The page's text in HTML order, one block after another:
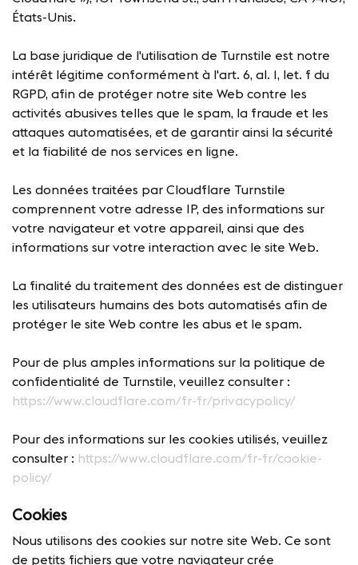
États-Unis.
La base juridique de l'utilisation de Turnstile est notre
intérêt légitime conformément à l'art. 6, al. 1, let. f du
RGPD, afin de protéger notre site Web contre les
activités abusives telles que le spam, la fraude et les
attaques automatisées, et de garantir ainsi la sécurité
et la fiabilité de nos services en ligne.
Les données traitées par Cloudflare Turnstile
comprennent votre adresse IP, des informations sur
votre navigateur et votre appareil, ainsi que des
informations sur votre interaction avec le site Web.
La finalité du traitement des données est de distinguer
les utilisateurs humains des bots automatisés afin de
protéger le site Web contre les abus et le spam.
Pour de plus amples informations sur la politique de
confidentialité de Turnstile, veuillez consulter :
https://www.cloudflare.com/fr-fr/privacypolicy/
Pour des informations sur les cookies utilisés, veuillez
consulter : https://www.cloudflare.com/fr-fr/cookie-
policy/
Cookies
Nous utilisons des cookies sur notre site Web. Ce sont
de petits fichiers que votre navigateur crée